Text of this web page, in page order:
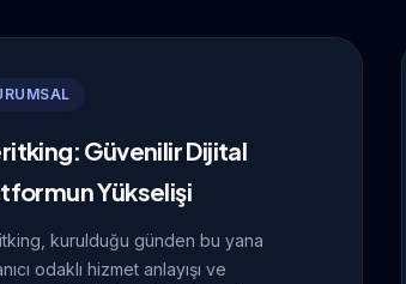
Güvenilir Dijital
Yükselişi
kurulduğu günden bu yana
odaklı hizmet anlayışı ve